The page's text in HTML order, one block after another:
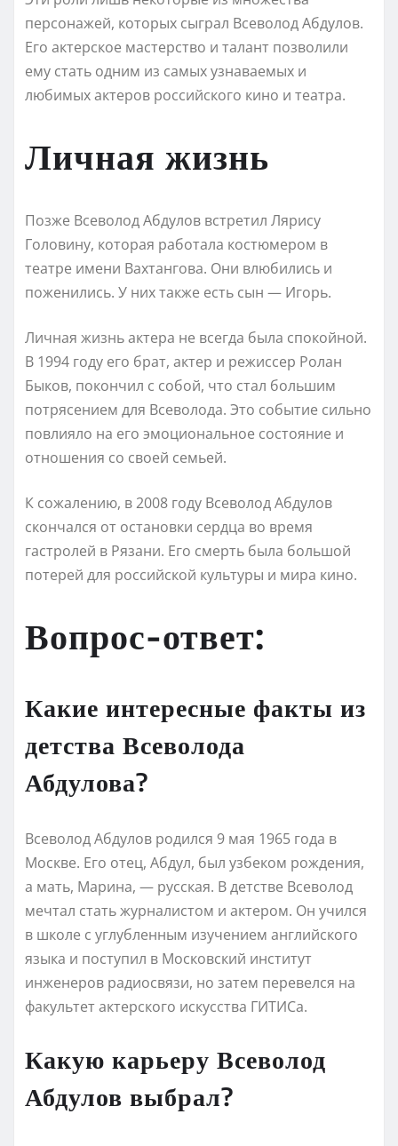
персонажей, которых сыграл Всеволод Абдулов.
Его актерское мастерство и талант позволили
ему стать одним из самых узнаваемых и
любимых актеров российского кино и театра.
Личная жизнь
Позже Всеволод Абдулов встретил Лярису
Головину, которая работала костюмером в
театре имени Вахтангова. Они влюбились и
поженились. У них также есть сын — Игорь.
Личная жизнь актера не всегда была спокойной.
В 1994 году его брат, актер и режиссер Ролан
Быков, покончил с собой, что стал большим
потрясением для Всеволода. Это событие сильно
повлияло на его эмоциональное состояние и
отношения со своей семьей.
К сожалению, в 2008 году Всеволод Абдулов
скончался от остановки сердца во время
гастролей в Рязани. Его смерть была большой
потерей для российской культуры и мира кино.
Вопрос-ответ:
Какие интересные факты из
детства Всеволода
Абдулова?
Всеволод Абдулов родился 9 мая 1965 года в
Москве. Его отец, Абдул, был узбеком рождения,
а мать, Марина, — русская. В детстве Всеволод
мечтал стать журналистом и актером. Он учился
в школе с углубленным изучением английского
языка и поступил в Московский институт
инженеров радиосвязи, но затем перевелся на
факультет актерского искусства ГИТИСа.
Какую карьеру Всеволод
Абдулов выбрал?